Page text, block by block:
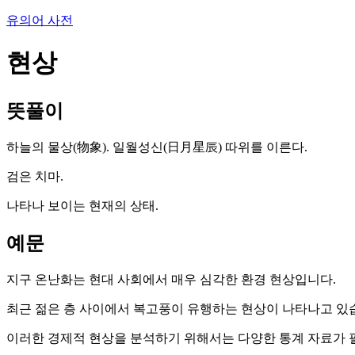
유의어 사전
현상
뜻풀이
하늘의 물상(物象). 일월성신(日月星辰) 따위를 이른다.
검은 치마.
나타나 보이는 현재의 상태.
예문
지구 온난화는 현대 사회에서 매우 심각한 환경 현상입니다.
최근 젊은 층 사이에서 복고풍이 유행하는 현상이 나타나고 있
이러한 경제적 현상을 분석하기 위해서는 다양한 통계 자료가